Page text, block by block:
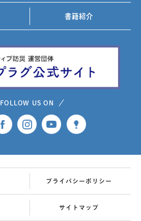
書籍紹介
FOLLOW US ON
プライバシーポリシー
サイトマップ